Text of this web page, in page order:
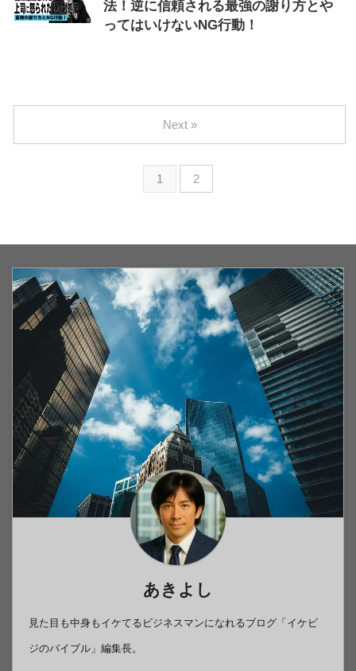
法！逆に信頼される最強の謝り方とや
ってはいけないNG行動！
1 2
Next »
あきよし
見た目も中身もイケてるビジネスマンになれるブログ「イケビ
ジのバイブル」編集長。